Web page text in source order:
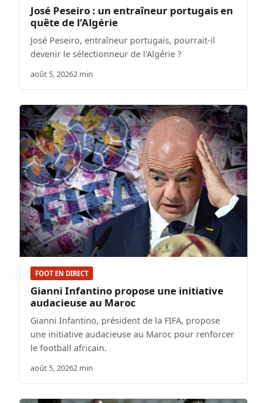
José Peseiro : un entraîneur portugais en
quête de l’Algérie
José Peseiro, entraîneur portugais, pourrait-il
devenir le sélectionneur de l'Algérie ?
août 5, 20262 min
FOOT EN DIRECT
Gianni Infantino propose une initiative
audacieuse au Maroc
Gianni Infantino, président de la FIFA, propose
une initiative audacieuse au Maroc pour renforcer
le football africain.
août 5, 20262 min